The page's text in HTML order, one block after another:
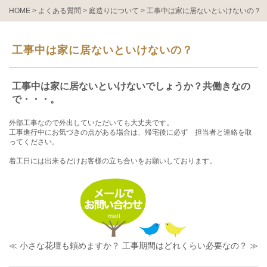
HOME > よくある質問 > 庭造りについて > 工事中は家に居ないといけないの？
工事中は家に居ないといけないの？
工事中は家に居ないといけないでしょうか？共働きなの
で・・・。
外部工事なので外出していただいても大丈夫です。
工事進行中にお気づきの点がある場合は、帰宅後に必ず 担当者と連絡を取
ってください。
着工日には出来るだけお客様の立ち合いをお願いしております。
≪ 小さな花壇も頼めますか？ 工事期間はどれくらい必要なの？ ≫